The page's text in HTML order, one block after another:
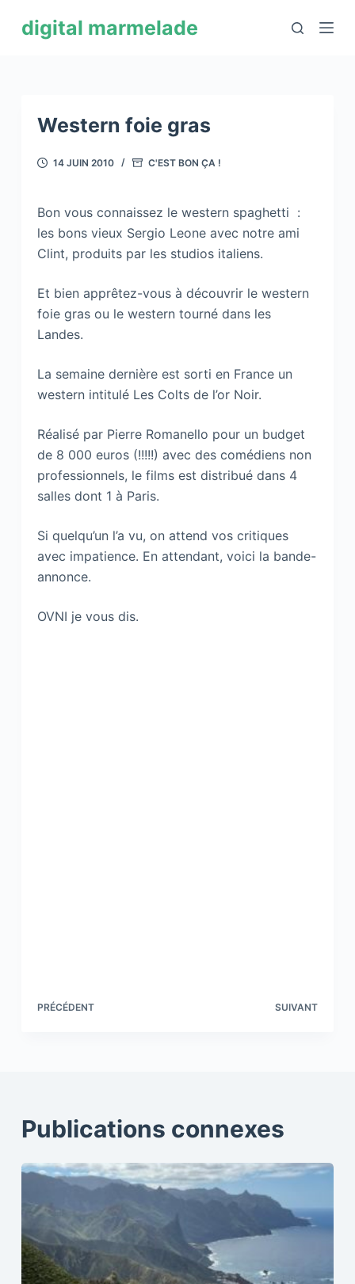
digital marmelade
Western foie gras
14 JUIN 2010 C'EST BON ÇA !
Bon vous connaissez le western spaghetti :
les bons vieux Sergio Leone avec notre ami
Clint, produits par les studios italiens.
Et bien apprêtez-vous à découvrir le western
foie gras ou le western tourné dans les
Landes.
La semaine dernière est sorti en France un
western intitulé Les Colts de l’or Noir.
Réalisé par Pierre Romanello pour un budget
de 8 000 euros (!!!!!) avec des comédiens non
professionnels, le films est distribué dans 4
salles dont 1 à Paris.
Si quelqu’un l’a vu, on attend vos critiques
avec impatience. En attendant, voici la bande-
annonce.
OVNI je vous dis.
PRÉCÉDENT SUIVANT
Publications connexes